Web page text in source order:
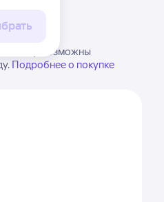
в виду, возможны
Подробнее о покупке